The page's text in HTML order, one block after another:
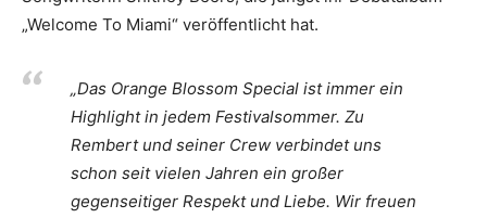
„Welcome To Miami“ veröffentlicht hat.
„Das Orange Blossom Special ist immer ein
Highlight in jedem Festivalsommer. Zu
Rembert und seiner Crew verbindet uns
schon seit vielen Jahren ein großer
gegenseitiger Respekt und Liebe. Wir freuen